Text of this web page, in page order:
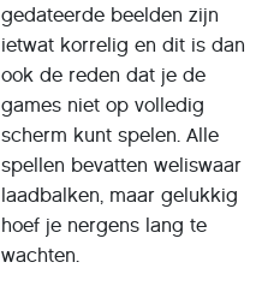
gedateerde beelden zijn
ietwat korrelig en dit is dan
ook de reden dat je de
games niet op volledig
scherm kunt spelen. Alle
spellen bevatten weliswaar
laadbalken, maar gelukkig
hoef je nergens lang te
wachten.